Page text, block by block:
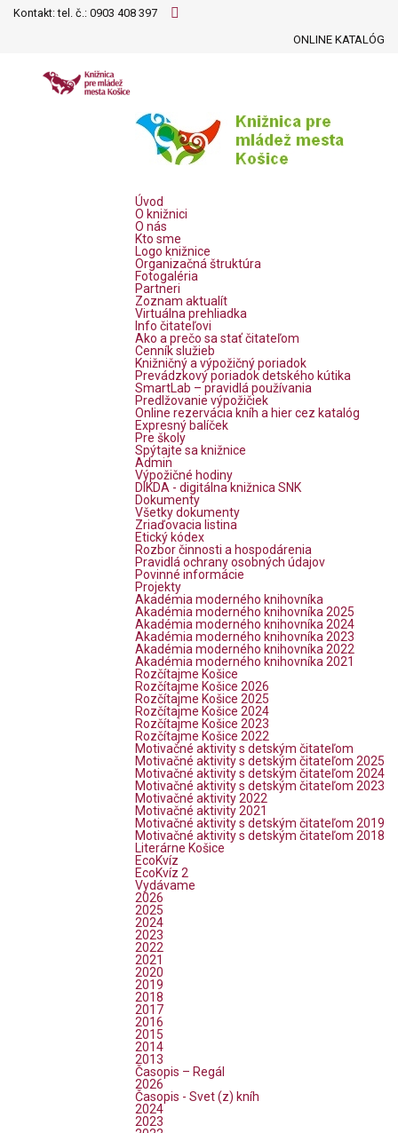
Kontakt: tel. č.: 0903 408 397
ONLINE KATALÓG
Úvod
O knižnici
O nás
Kto sme
Logo knižnice
Organizačná štruktúra
Fotogaléria
Partneri
Zoznam aktualít
Virtuálna prehliadka
Info čitateľovi
Ako a prečo sa stať čitateľom
Cenník služieb
Knižničný a výpožičný poriadok
Prevádzkový poriadok detského kútika
SmartLab – pravidlá používania
Predlžovanie výpožičiek
Online rezervácia kníh a hier cez katalóg
Expresný balíček
Pre školy
Spýtajte sa knižnice
Admin
Výpožičné hodiny
DIKDA - digitálna knižnica SNK
Dokumenty
Všetky dokumenty
Zriaďovacia listina
Etický kódex
Rozbor činnosti a hospodárenia
Pravidlá ochrany osobných údajov
Povinné informácie
Projekty
Akadémia moderného knihovníka
Akadémia moderného knihovníka 2025
Akadémia moderného knihovníka 2024
Akadémia moderného knihovníka 2023
Akadémia moderného knihovníka 2022
Akadémia moderného knihovníka 2021
Rozčítajme Košice
Rozčítajme Košice 2026
Rozčítajme Košice 2025
Rozčítajme Košice 2024
Rozčítajme Košice 2023
Rozčítajme Košice 2022
Motivačné aktivity s detským čitateľom
Motivačné aktivity s detským čitateľom 2025
Motivačné aktivity s detským čitateľom 2024
Motivačné aktivity s detským čitateľom 2023
Motivačné aktivity 2022
Motivačné aktivity 2021
Motivačné aktivity s detským čitateľom 2019
Motivačné aktivity s detským čitateľom 2018
Literárne Košice
EcoKvíz
EcoKvíz 2
Vydávame
2026
2025
2024
2023
2022
2021
2020
2019
2018
2017
2016
2015
2014
2013
Časopis – Regál
2026
Časopis - Svet (z) kníh
2024
2023